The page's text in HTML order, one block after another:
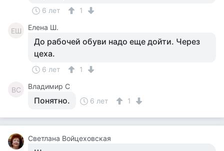
6 лет 1
ЕШ Елена Ш.
До рабочей обуви надо еще дойти. Через
цеха.
6 лет 1
ВС Владимир С
Понятно. 6 лет 1
Светлана Войцеховская